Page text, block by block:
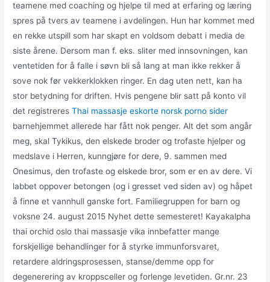
teamene med coaching og hjelpe til med at erfaring og læring
spres på tvers av teamene i avdelingen. Hun har kommet med
en rekke utspill som har skapt en voldsom debatt i media de
siste årene. Dersom man f. eks. sliter med innsovningen, kan
ventetiden for å falle i søvn bli så lang at man ikke rekker å
sove nok før vekkerklokken ringer. En dag uten nett, kan ha
stor betydning for driften. Hvis pengene blir satt på konto vil
det registreresThai massasje eskorte norsk porno sider
barnehjemmet allerede har fått nok penger. Alt det som angår
meg, skal Tykikus, den elskede broder og trofaste hjelper og
medslave i Herren, kunngjøre for dere, 9. sammen med
Onesimus, den trofaste og elskede bror, som er en av dere. Vi
labbet oppover betongen (og i gresset ved siden av) og håpet
å finne et vannhull ganske fort. Familiegruppen for barn og
voksne 24. august 2015 Nyhet dette semesteret! Kayakalpha
thai orchid oslo thai massasje vika innbefatter mange
forskjellige behandlinger for å styrke immunforsvaret,
retardere aldringsprosessen, stanse/demme opp for
degenerering av kroppsceller og forlenge levetiden. Gr.nr. 23